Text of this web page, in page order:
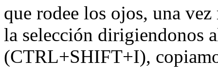
que rodee los ojos, una
la selección dirigiendonos
(CTRL+SHIFT+I),